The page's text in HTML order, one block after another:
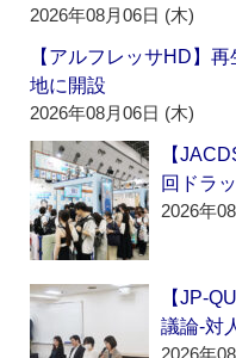
2026年08月06日 (木)
【アルフレッサHD】
地に開設
2026年08月06日 (木)
【
回ドラ
2026年
【JP-
議論‐対